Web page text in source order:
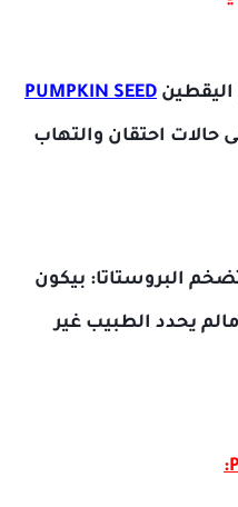
اليقطين PUMPKIN SEED
حالات احتقان والتهاب
البروستاتا: بيكون
يومياً، مالم يحدد الطبيب غير